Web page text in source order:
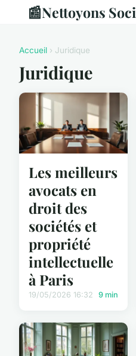
📰Nettoyons
Accueil › Juridique
Juridique
Les meilleurs
avocats en
droit des
sociétés et
propriété
intellectuelle
à Paris
19/05/2026 16:32 9 min